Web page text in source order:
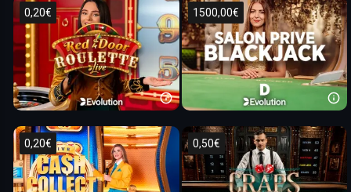
0,20€ 1500,00€
0,20€ 0,50€